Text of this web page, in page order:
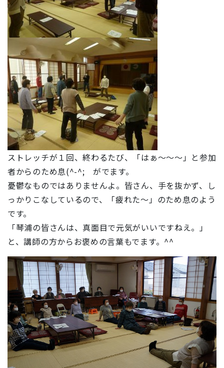
ストレッチが１回、終わるたび、「はぁ～～～」と参加
者からのため息(^-^; がでます。
憂鬱なものではありませんよ。皆さん、手を抜かず、し
っかりこなしているので、「疲れた～」のため息のよう
です。
「琴浦の皆さんは、真面目で元気がいいですねえ。」
と、講師の方からお褒めの言葉もでます。^^